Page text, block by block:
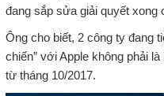
đang sắp sửa giải quyết xong
Ông cho biết, 2 công ty đang
chiến” với Apple không phải
từ tháng 10/2017.